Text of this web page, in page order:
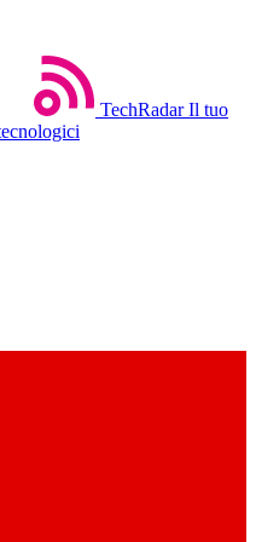
TechRadar Il tuo